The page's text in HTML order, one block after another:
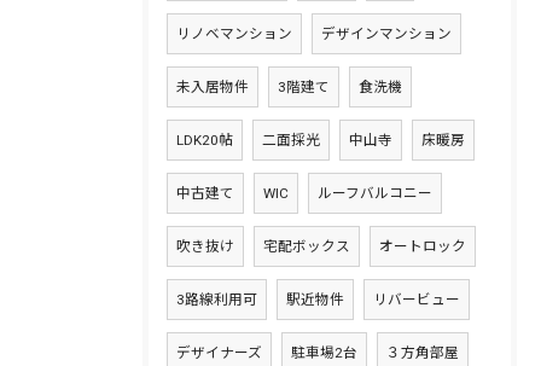
リノベマンション デザインマンション
未入居物件 3階建て 食洗機
LDK20帖 二面採光 中山寺 床暖房
中古建て WIC ルーフバルコニー
吹き抜け 宅配ボックス オートロック
3路線利用可 駅近物件 リバービュー
デザイナーズ 駐車場2台 ３方角部屋